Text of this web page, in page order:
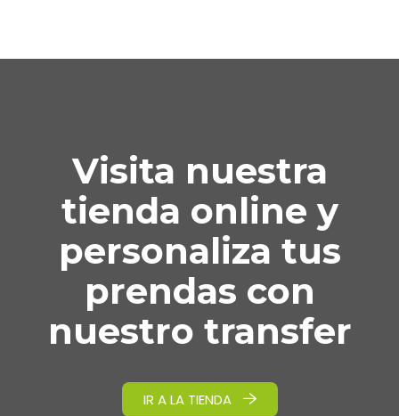
Visita nuestra
tienda online y
personaliza tus
prendas con
nuestro transfer
IR A LA TIENDA